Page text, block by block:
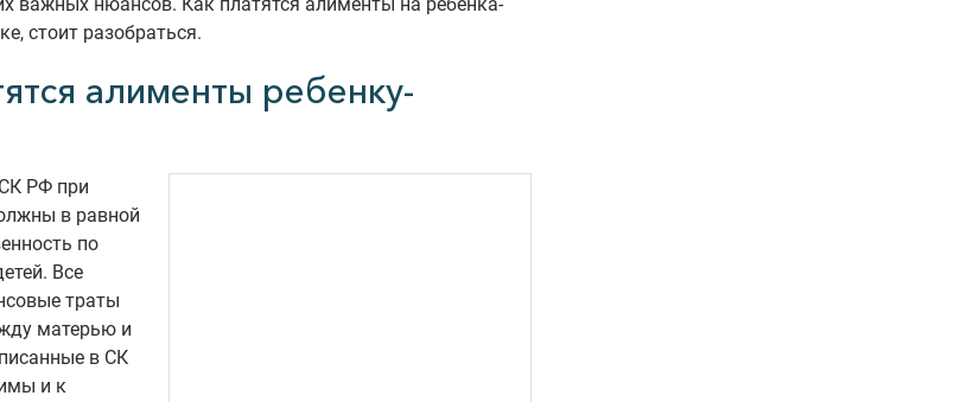
стоит разобраться.
алименты ребенку-
СК РФ при
в равной
по
Все
траты
матерью и
в СК
и к